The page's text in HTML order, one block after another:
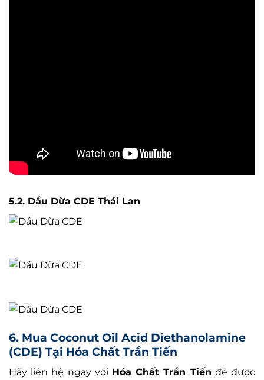
5.2. Dầu Dừa CDE Thái Lan
6. Mua Coconut Oil Acid Diethanolamine
(CDE) Tại Hóa Chất Trần Tiến
Hãy liên hệ ngay với Hóa Chất Trần Tiến để được